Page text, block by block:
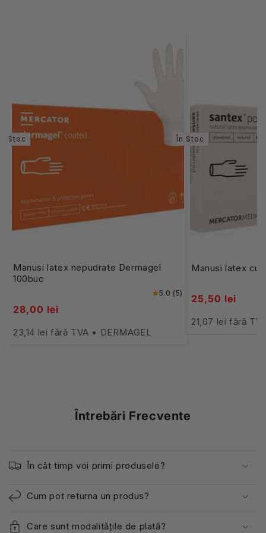
Stoc
Manusi latex nepudrate Dermagel
100buc
5.0 (5)
28,00 lei
23,14 lei fără TVA • DERMAGEL
În Stoc
Manusi latex cu
25,50 lei
21,07 lei fără
Întrebări Frecvente
În cât timp voi primi produsele?
Cum pot returna un produs?
Care sunt modalitățile de plată?